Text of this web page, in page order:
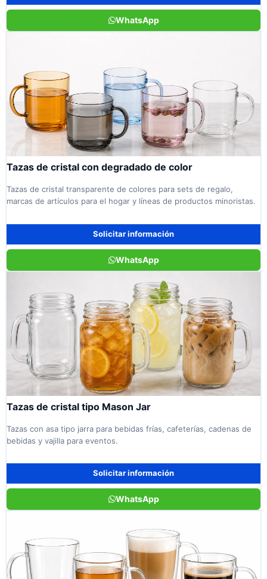
WhatsApp
Tazas de cristal con degradado de color
Tazas de cristal transparente de colores para sets de regalo,
marcas de artículos para el hogar y líneas de productos minoristas.
Solicitar información
WhatsApp
Tazas de cristal tipo Mason Jar
Tazas con asa tipo jarra para bebidas frías, cafeterías, cadenas de
bebidas y vajilla para eventos.
Solicitar información
WhatsApp